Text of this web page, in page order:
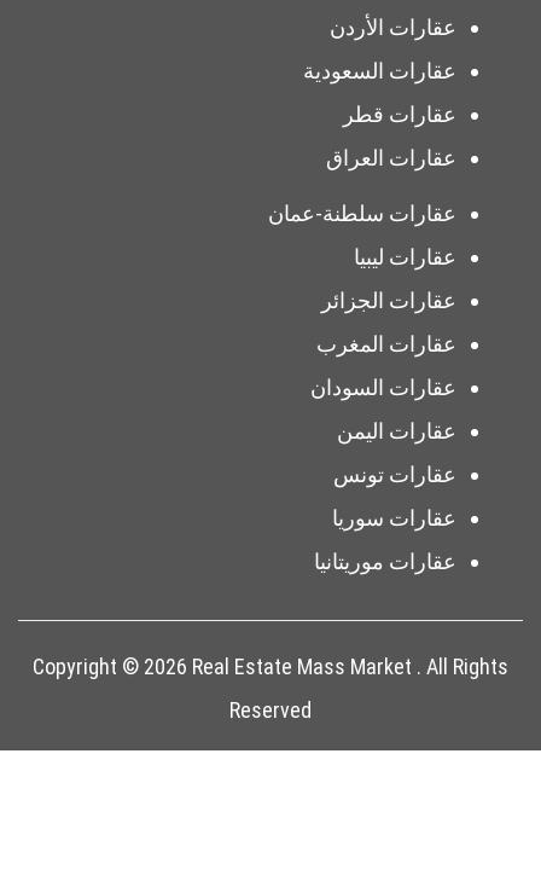
عقارات الأردن
عقارات السعودية
عقارات قطر
عقارات العراق
عقارات سلطنة-عمان
عقارات ليبيا
عقارات الجزائر
عقارات المغرب
عقارات السودان
عقارات اليمن
عقارات تونس
عقارات سوريا
عقارات موريتانيا
Copyright © 2026 Real Estate Mass Market . All Rights
Reserved